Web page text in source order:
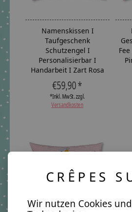
Namenskissen I
Taufgeschenk
Schutzengel I
Personalisierbar I
Handarbeit I Zart Rosa
€59,90 *
*Inkl. MwSt. zzgl.
Versandkosten
CRÊPES
Wir nutzen Cookies